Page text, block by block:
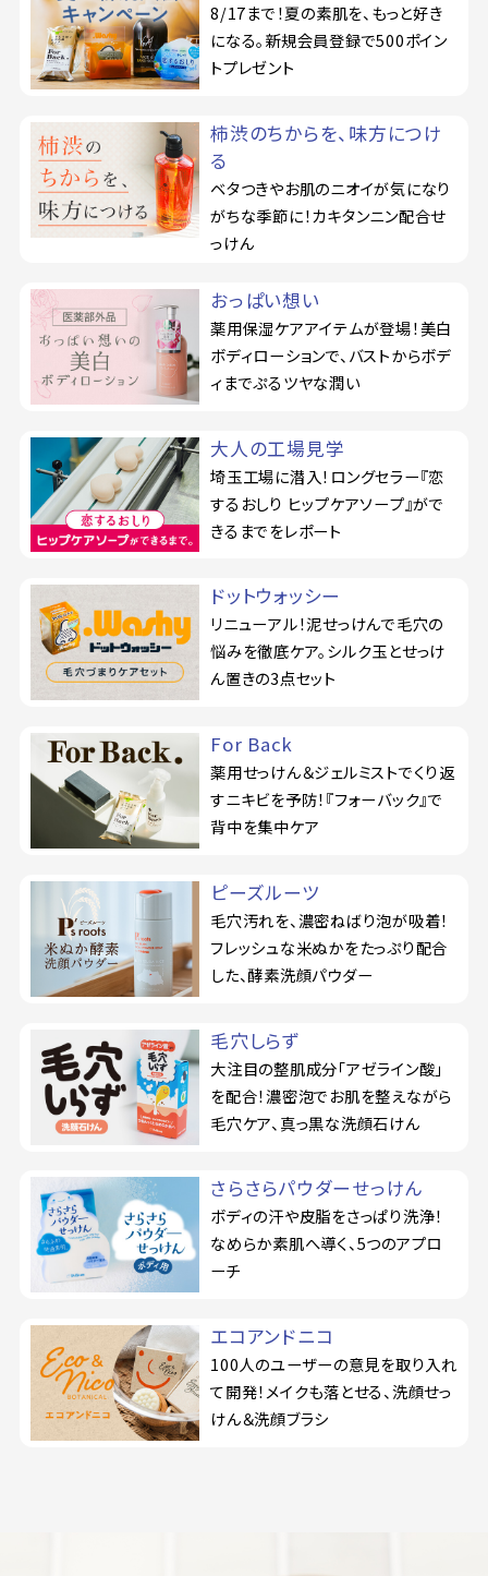
8/17まで！夏の素肌を、もっと好き
になる。新規会員登録で500ポイン
トプレゼント
柿渋のちからを、味方につけ
る
ベタつきやお肌のニオイが気になり
がちな季節に！カキタンニン配合せ
っけん
おっぱい想い
薬用保湿ケアアイテムが登場！美白
ボディローションで、バストからボデ
ィまでぷるツヤな潤い
大人の工場見学
埼玉工場に潜入！ロングセラー『恋
するおしり ヒップケアソープ』がで
きるまでをレポート
ドットウォッシー
リニューアル！泥せっけんで毛穴の
悩みを徹底ケア。シルク玉とせっけ
ん置きの3点セット
For Back
薬用せっけん＆ジェルミストでくり返
すニキビを予防！『フォーバック』で
背中を集中ケア
ピーズルーツ
毛穴汚れを、濃密ねばり泡が吸着！
フレッシュな米ぬかをたっぷり配合
した、酵素洗顔パウダー
毛穴しらず
大注目の整肌成分「アゼライン酸」
を配合！濃密泡でお肌を整えながら
毛穴ケア、真っ黒な洗顔石けん
さらさらパウダーせっけん
ボディの汗や皮脂をさっぱり洗浄！
なめらか素肌へ導く、5つのアプロ
ーチ
エコアンドニコ
100人のユーザーの意見を取り入れ
て開発！メイクも落とせる、洗顔せっ
けん＆洗顔ブラシ